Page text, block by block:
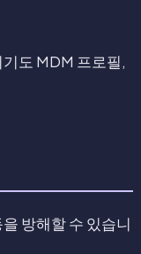
도 MDM 프로필,
방해할 수 있습니